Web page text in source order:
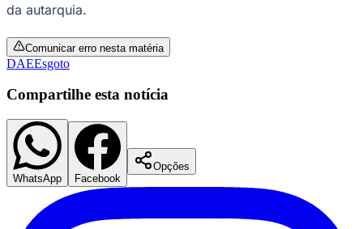
da autarquia.
Comunicar erro nesta matéria
DAEEsgoto
Compartilhe esta notícia
WhatsApp Facebook
Opções